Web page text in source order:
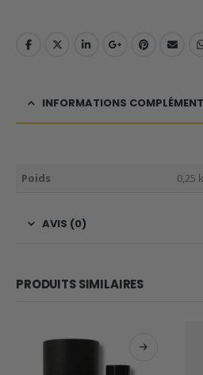
INFORMATIONS
Poids 0,25
AVIS (0)
PRODUITS SIMILAIRES